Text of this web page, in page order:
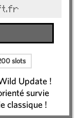
slots
Update !
survie
classique !